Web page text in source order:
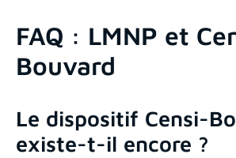
FAQ : LMNP et
Bouvard
Le dispositif Censi-
existe-t-il encore ?